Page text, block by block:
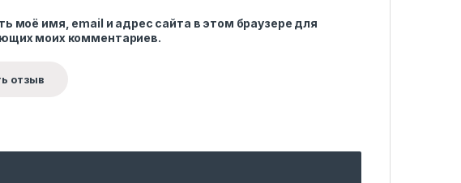
моё имя, email и адрес сайта в этом браузере для
моих комментариев.